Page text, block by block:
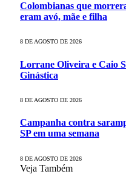
Colombianas que
eram avó, mãe e filha
8 DE AGOSTO DE 2026
Lorrane Oliveira e Caio
Ginástica
8 DE AGOSTO DE 2026
Campanha contra
SP em uma semana
8 DE AGOSTO DE 2026
Veja Também